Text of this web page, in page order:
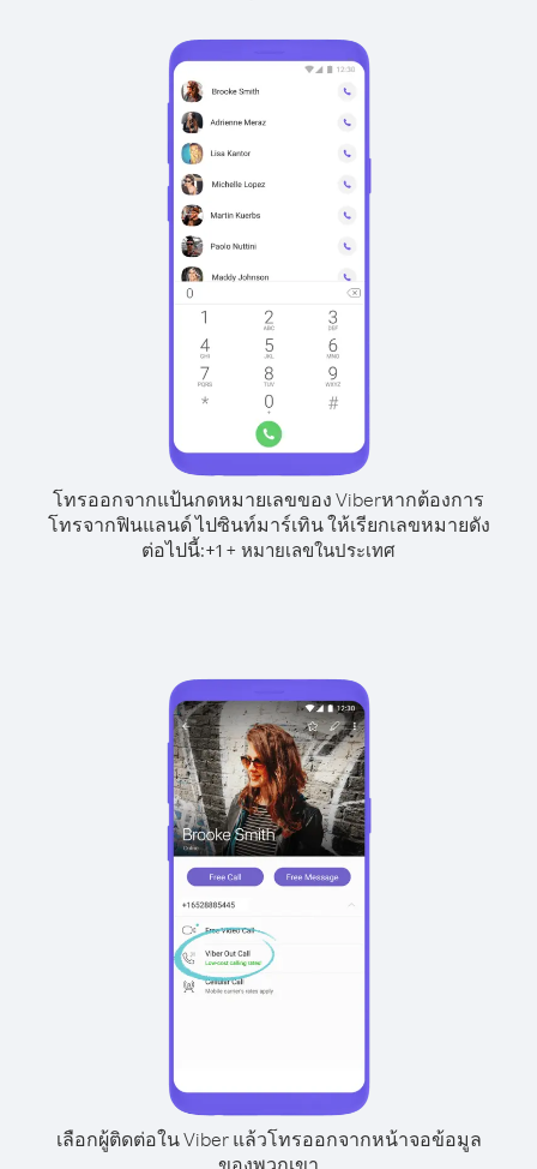
โทรออกจากแป้นกดหมายเลขของ Viberหากต้องการ
โทรจากฟินแลนด์ ไปซินท์มาร์เทิน ให้เรียกเลขหมายดัง
ต่อไปนี้:+1 + หมายเลขในประเทศ
เลือกผู้ติดต่อใน Viber แล้วโทรออกจากหน้าจอข้อมูล
ของพวกเขา